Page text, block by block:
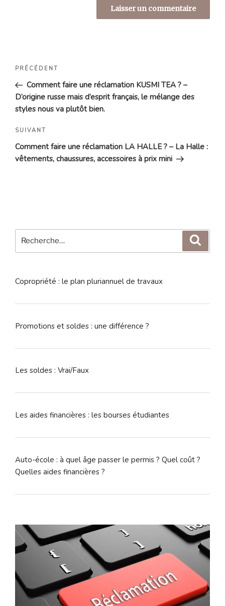
Navigation
l’article
Article
précédent
PRÉCÉDENT
Comment faire une réclamation KUSMI TEA ? –
D’origine russe mais d’esprit français, le mélange des
styles nous va plutôt bien.
Article
suivant
SUIVANT
Comment faire une réclamation LA HALLE ? – La Halle :
vêtements, chaussures, accessoires à prix mini
pour
Copropriété : le plan pluriannuel de travaux
Promotions et soldes : une différence ?
Les soldes : Vrai/Faux
Les aides financières : les bourses étudiantes
Auto-école : à quel âge passer le permis ? Quel coût ?
Quelles aides financières ?